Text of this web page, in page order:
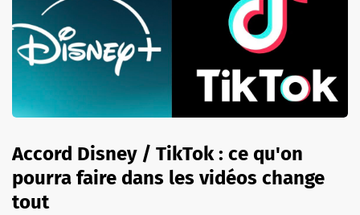
Accord Disney / TikTok : ce qu'on
pourra faire dans les vidéos change
tout